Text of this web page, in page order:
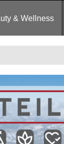
& Wellness